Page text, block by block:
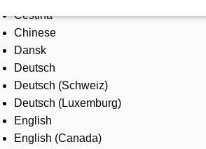
Products & Solutions
Industries
Services
About us
Where to buy
Contact us
Careers
Čeština
Chinese
Dansk
Deutsch
Deutsch (Schweiz)
Deutsch (Luxemburg)
English
English (Canada)